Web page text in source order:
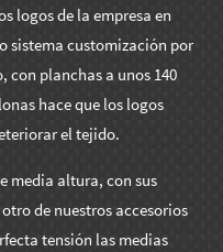
logos de la empresa en
sistema customización por
planchas a unos 140
hace que los logos
el tejido.
media altura, con sus
otro de nuestros accesorios
tensión las medias